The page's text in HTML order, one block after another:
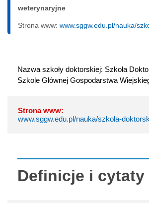
weterynaryjne
Strona www: www.sggw.edu.pl/nauka/
Nazwa szkoły doktorskiej: Szkoła
Szkole Głównej Gospodarstwa
Strona www:
www.sggw.edu.pl/nauka/szkola-
Definicje i cytaty